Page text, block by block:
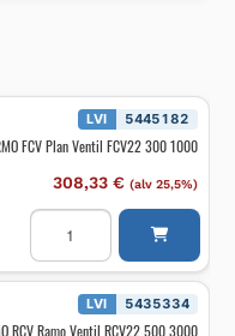
LVI 5445182
FCV Plan Ventil FCV22 300 1000
308,33 € (alv 25,5%)
Radiaattori
PURMO
Plan
Ventil
FCV22 LVI 5435334
RCV Ramo Ventil RCV22 500 3000